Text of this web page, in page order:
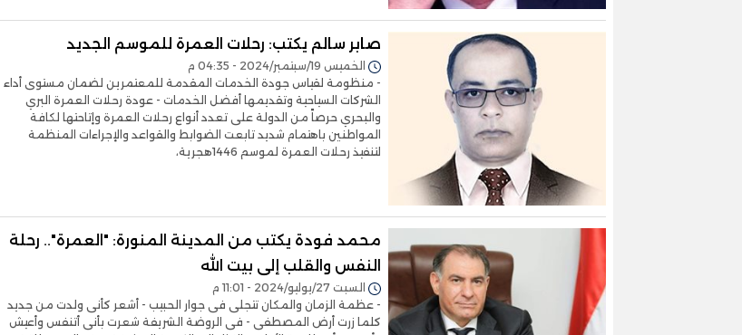
صابر سالم يكتب: رحلات العمرة للموسم الجديد
الخميس 19/سبتمبر/2024 - 04:35 م
- منظومة لقياس جودة الخدمات المقدمة للمعتمرين لضمان مستوى أداء
الشركات السياحية وتقديمها أفضل الخدمات - عودة رحلات العمرة البري
والبحري حرصاً من الدولة على تعدد أنواع رحلات العمرة وإتاحتها لكافة
المواطنين باهتمام شديد تابعت الضوابط والقواعد والإجراءات المنظمة
لتنفيذ رحلات العمرة لموسم 1446هجرية،
محمد فودة يكتب من المدينة المنورة: "العمرة".. رحلة
النفس والقلب إلى بيت الله
السبت 27/يوليو/2024 - 11:01 م
- عظمة الزمان والمكان تتجلى فى جوار الحبيب - أشعر كأنى ولدت من جديد
كلما زرت أرض المصطفى - فى الروضة الشريفة شعرت بأنى أتنفس وأعيش